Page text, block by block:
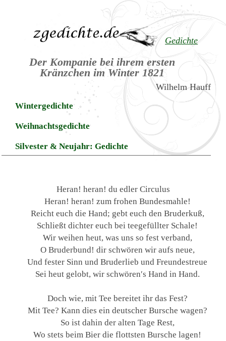
Gedichte
Der Kompanie bei ihrem ersten
Kränzchen im Winter 1821
Wilhelm Hauff
Wintergedichte
Weihnachtsgedichte
Silvester & Neujahr: Gedichte
Heran! heran! du edler Circulus
Heran! heran! zum frohen Bundesmahle!
Reicht euch die Hand; gebt euch den Bruderkuß,
Schließt dichter euch bei teegefüllter Schale!
Wir weihen heut, was uns so fest verband,
O Bruderbund! dir schwören wir aufs neue,
Und fester Sinn und Bruderlieb und Freundestreue
Sei heut gelobt, wir schwören′s Hand in Hand.
Doch wie, mit Tee bereitet ihr das Fest?
Mit Tee? Kann dies ein deutscher Bursche wagen?
So ist dahin der alten Tage Rest,
Wo stets beim Bier die flottsten Bursche lagen!